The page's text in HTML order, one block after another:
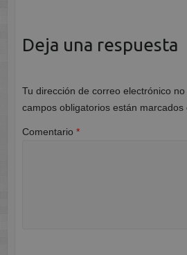
Deja una respuesta
Tu dirección de correo electrónico no
campos obligatorios están marcados
Comentario *